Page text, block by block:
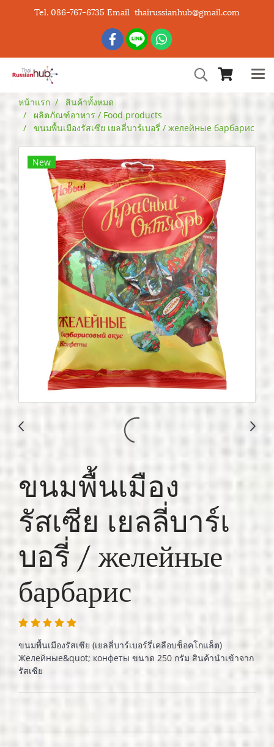
Tel. 086-767-6735 Email thairussianhub@gmail.com
หน้าแรก
สินค้าทั้งหมด
ผลิตภัณฑ์อาหาร / Food products
ขนมพื้นเมืองรัสเซีย เยลลี่บาร์เบอรี่ / желейные барбарис
New
ขนมพื้นเมือง
รัสเซีย เยลลี่บาร์เ
บอรี่ / желейные
барбарис
ขนมพื้นเมืองรัสเซีย (เยลลี่บาร์เบอร์รี่เคลือบช็อคโกแล็ต)
Желейные&quot; конфеты ขนาด 250 กรัม สินค้านำเข้าจาก
รัสเซีย